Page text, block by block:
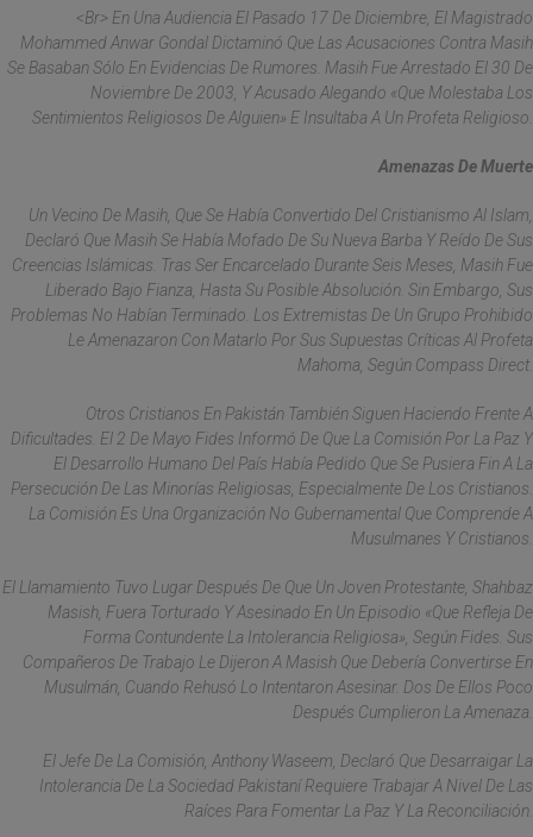
<br> En Una Audiencia El Pasado 17 De Diciembre, El Magistrado
Mohammed Anwar Gondal Dictaminó Que Las Acusaciones Contra Masih
Se Basaban Sólo En Evidencias De Rumores. Masih Fue Arrestado El 30 De
Noviembre De 2003, Y Acusado Alegando «que Molestaba Los
Sentimientos Religiosos De Alguien» E Insultaba A Un Profeta Religioso.
Amenazas De Muerte
Un Vecino De Masih, Que Se Había Convertido Del Cristianismo Al Islam,
Declaró Que Masih Se Había Mofado De Su Nueva Barba Y Reído De Sus
Creencias Islámicas. Tras Ser Encarcelado Durante Seis Meses, Masih Fue
Liberado Bajo Fianza, Hasta Su Posible Absolución. Sin Embargo, Sus
Problemas No Habían Terminado. Los Extremistas De Un Grupo Prohibido
Le Amenazaron Con Matarlo Por Sus Supuestas Críticas Al Profeta
Mahoma, Según Compass Direct.
Otros Cristianos En Pakistán También Siguen Haciendo Frente A
Dificultades. El 2 De Mayo Fides Informó De Que La Comisión Por La Paz Y
El Desarrollo Humano Del País Había Pedido Que Se Pusiera Fin A La
Persecución De Las Minorías Religiosas, Especialmente De Los Cristianos.
La Comisión Es Una Organización No Gubernamental Que Comprende A
Musulmanes Y Cristianos.
El Llamamiento Tuvo Lugar Después De Que Un Joven Protestante, Shahbaz
Masish, Fuera Torturado Y Asesinado En Un Episodio «que Refleja De
Forma Contundente La Intolerancia Religiosa», Según Fides. Sus
Compañeros De Trabajo Le Dijeron A Masish Que Debería Convertirse En
Musulmán, Cuando Rehusó Lo Intentaron Asesinar. Dos De Ellos Poco
Después Cumplieron La Amenaza.
El Jefe De La Comisión, Anthony Waseem, Declaró Que Desarraigar La
Intolerancia De La Sociedad Pakistaní Requiere Trabajar A Nivel De Las
Raíces Para Fomentar La Paz Y La Reconciliación.